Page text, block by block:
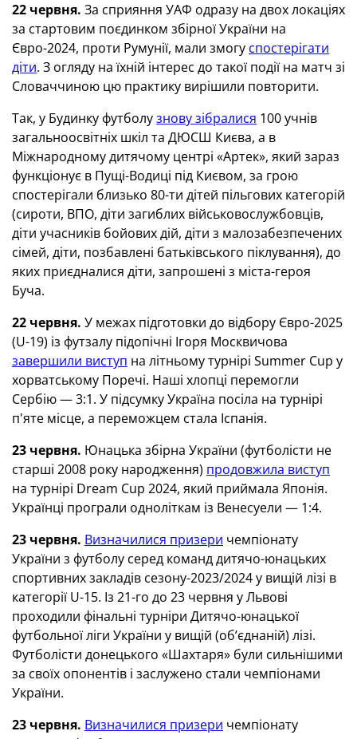
22 червня. За сприяння УАФ одразу на двох локаціях
за стартовим поєдинком збірної України на
Євро-2024, проти Румунії, мали змогу спостерігати
діти. З огляду на їхній інтерес до такої події на матч зі
Словаччиною цю практику вирішили повторити.
Так, у Будинку футболузнову зібралися 100 учнів
загальноосвітніх шкіл та ДЮСШ Києва, а в
Міжнародному дитячому центрі «Артек», який зараз
функціонує в Пущі-Водиці під Києвом, за грою
спостерігали близько 80-ти дітей пільгових категорій
(сироти, ВПО, діти загиблих військовослужбовців,
діти учасників бойових дій, діти з малозабезпечених
сімей, діти, позбавлені батьківського піклування), до
яких приєдналися діти, запрошені з міста-героя
Буча.
22 червня. У межах підготовки до відбору Євро-2025
(U-19) із футзалу підопічні Ігоря Москвичова
завершили виступ на літньому турнірі Summer Cup у
хорватському Поречі. Наші хлопці перемогли
Сербію — 3:1. У підсумку Україна посіла на турнірі
п'яте місце, а переможцем стала Іспанія.
23 червня. Юнацька збірна України (футболісти не
старші 2008 року народження) продовжила виступ
на турнірі Dream Cup 2024, який приймала Японія.
Українці програли одноліткам із Венесуели — 1:4.
23 червня. Визначилися призери чемпіонату
України з футболу серед команд дитячо-юнацьких
спортивних закладів сезону-2023/2024 у вищій лізі в
категорії U-15. Із 21-го до 23 червня у Львові
проходили фінальні турніри Дитячо-юнацької
футбольної ліги України у вищій (об’єднаній) лізі.
Футболісти донецького «Шахтаря» були сильнішими
за своїх опонентів і заслужено стали чемпіонами
України.
23 червня. Визначилися призери чемпіонату